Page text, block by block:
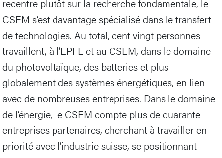
recentre plutôt sur la recherche fondamentale, le
CSEM s’est davantage spécialisé dans le transfert
de technologies. Au total, cent vingt personnes
travaillent, à l’EPFL et au CSEM, dans le domaine
du photovoltaïque, des batteries et plus
globalement des systèmes énergétiques, en lien
avec de nombreuses entreprises. Dans le domaine
de l’énergie, le CSEM compte plus de quarante
entreprises partenaires, cherchant à travailler en
priorité avec l’industrie suisse, se positionnant